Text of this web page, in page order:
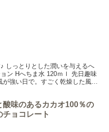
しっとりとした潤いを与えるへ
ン Hへちま水 120ｍｌ 先日趣味
強い日で。すごく乾燥した風で
酸味のあるカカオ100％の
チョコレート